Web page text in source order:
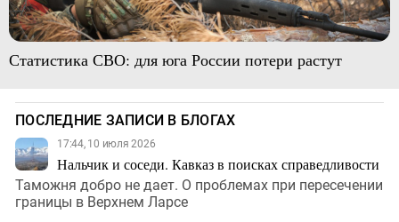
Статистика СВО: для юга России потери растут
ПОСЛЕДНИЕ ЗАПИСИ В БЛОГАХ
17:44, 10 июля 2026
Нальчик и соседи. Кавказ в поисках справедливости
Таможня добро не дает. О проблемах при пересечении
границы в Верхнем Ларсе